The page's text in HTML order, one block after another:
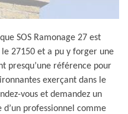
SOS Ramonage 27 est
le 27150 et a pu y forger une
presqu’une référence pour
exerçant dans le
vous et demandez un
professionnel comme